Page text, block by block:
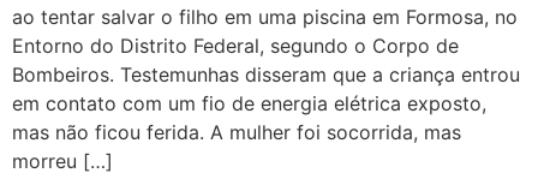
ao tentar salvar o filho em uma piscina em Formosa, no
Entorno do Distrito Federal, segundo o Corpo de
Bombeiros. Testemunhas disseram que a criança entrou
em contato com um fio de energia elétrica exposto,
mas não ficou ferida. A mulher foi socorrida, mas
morreu […]